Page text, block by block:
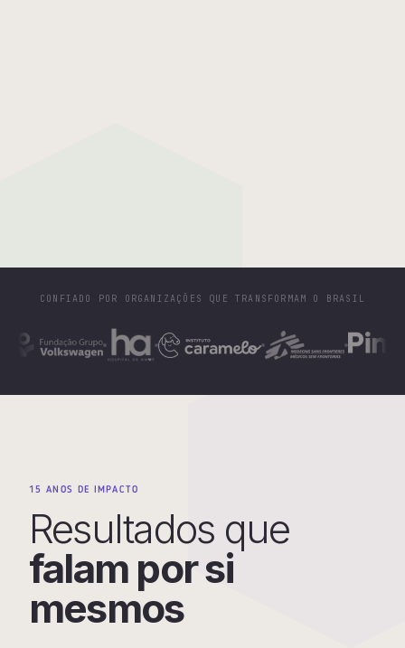
CONFIADO POR ORGANIZAÇÕES QUE TRANSFORMAM O BRASIL
15 ANOS DE IMPACTO
Resultados que
falam por si
mesmos